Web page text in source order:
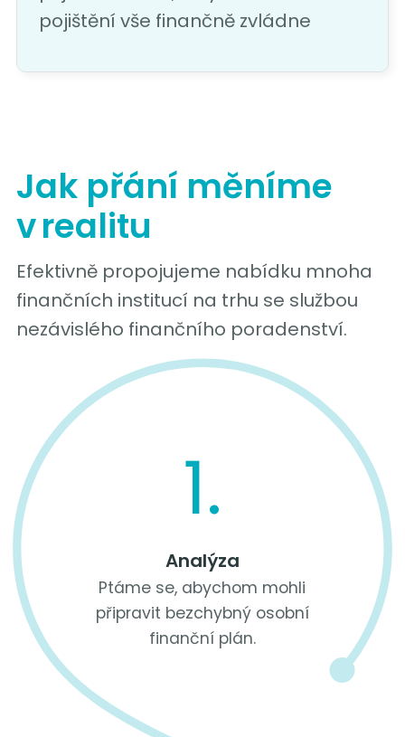
pojištění vše finančně zvládne
Jak přání měníme
v realitu
Efektivně propojujeme nabídku mnoha
finančních institucí na trhu se službou
nezávislého finančního poradenství.
1.
Analýza
Ptáme se, abychom mohli
připravit bezchybný osobní
finanční plán.